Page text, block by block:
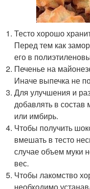
Тесто хорошо
Перед тем как
его в
Печенье на
Иначе выпечка не
Для улучшения и
добавлять в состав
или имбирь.
Чтобы получить
вмешать в тесто
случае объем муки
вес.
Чтобы лакомство